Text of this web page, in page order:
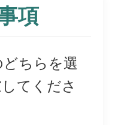
項
どちらを選
てくださ